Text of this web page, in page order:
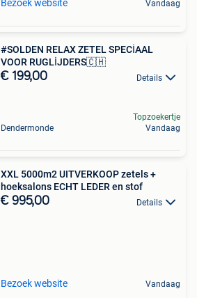
Bezoek website Vandaag
#SOLDEN RELAX ZETEL SPECİAAL
VOOR RUGLİJDERS🇨🇭
€ 199,00 Details
Dendermonde
Topzoekertje
Vandaag
XXL 5000m2 UITVERKOOP zetels +
hoeksalons ECHT LEDER en stof
€ 995,00 Details
Bezoek website Vandaag